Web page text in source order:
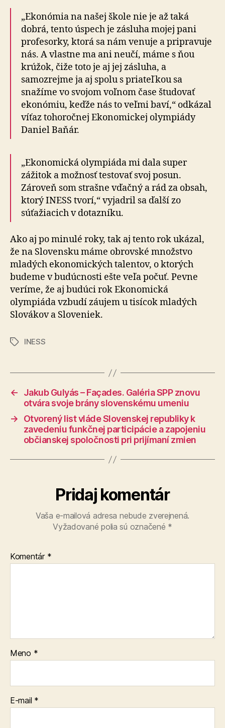
„Ekonómia na našej škole nie je až taká
dobrá, tento úspech je zásluha mojej pani
profesorky, ktorá sa nám venuje a pripravuje
nás. A vlastne ma ani neučí, máme s ňou
krúžok, čiže toto je aj jej zásluha, a
samozrejme ja aj spolu s priateľkou sa
snažíme vo svojom voľnom čase študovať
ekonómiu, keďže nás to veľmi baví,“ odkázal
víťaz tohoročnej Ekonomickej olympiády
Daniel Baňár.
„Ekonomická olympiáda mi dala super
zážitok a možnosť testovať svoj posun.
Zároveň som strašne vďačný a rád za obsah,
ktorý INESS tvorí,“ vyjadril sa ďalší zo
súťažiacich v dotazníku.
Ako aj po minulé roky, tak aj tento rok ukázal,
že na Slovensku máme obrovské množstvo
mladých ekonomických talentov, o ktorých
budeme v budúcnosti ešte veľa počuť. Pevne
veríme, že aj budúci rok Ekonomická
olympiáda vzbudí záujem u tisícok mladých
Slovákov a Sloveniek.
ZnačkyINESS
←
Jakub Gulyás – Façades. Galéria SPP znovu
otvára svoje brány slovenskému umeniu
→
Otvorený list vláde Slovenskej republiky k
zavedeniu funkčnej participácie a zapojeniu
občianskej spoločnosti pri prijímaní zmien
Pridaj komentár
Vaša e-mailová adresa nebude zverejnená.
Vyžadované polia sú označené *
Komentár *
Meno *
E-mail *